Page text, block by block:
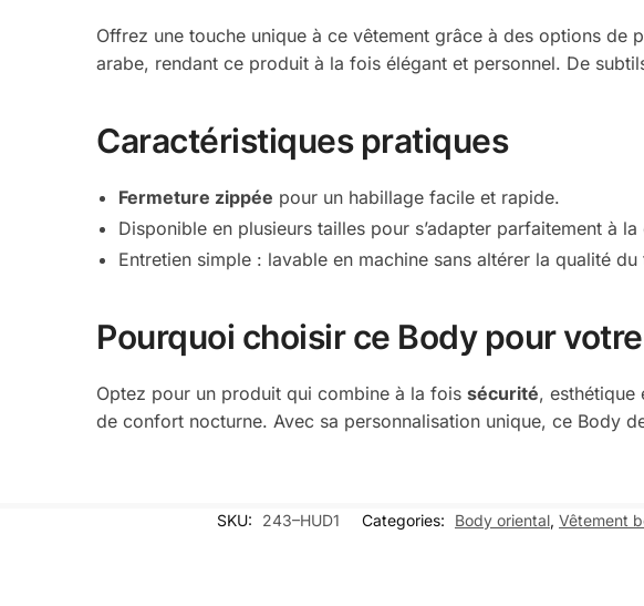
Offrez une touche unique à ce vêtement grâce à des options de
arabe, rendant ce produit à la fois élégant et personnel. De
Caractéristiques pratiques
Fermeture zippée pour un habillage facile et rapide.
Disponible en plusieurs tailles pour s’adapter parfaitement à
Entretien simple : lavable en machine sans altérer la qualité du
Pourquoi choisir ce Body pour
Optez pour un produit qui combine à la foissécurité, esthétique
de confort nocturne. Avec sa personnalisation unique, ce Body
SKU: 243–HUD1 Categories: Body oriental, Vêtement